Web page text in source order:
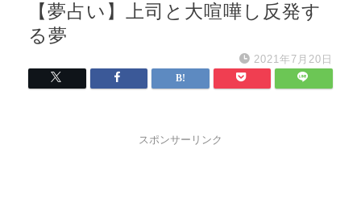
【夢占い】上司と大喧嘩し反発す
る夢
2021年7月20日
スポンサーリンク